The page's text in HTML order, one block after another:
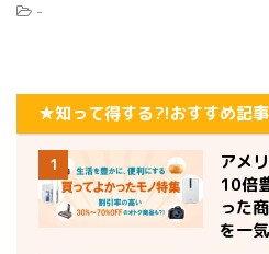
-
★知って得する?!おすすめ記
1
アメ
10倍
った
を一